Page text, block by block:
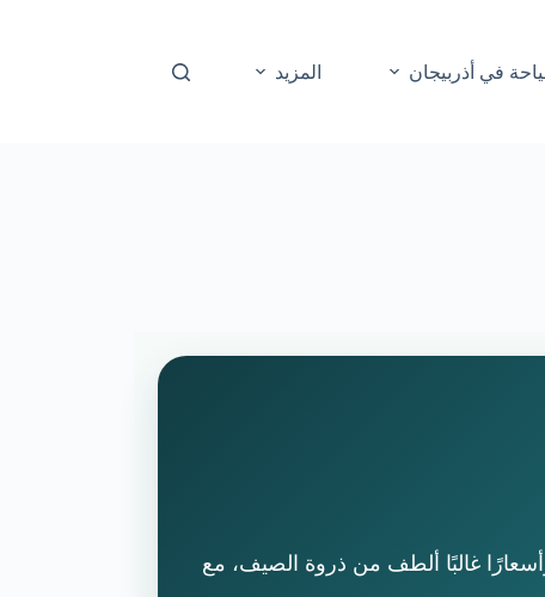
في أذربيجان المزيد
غالبًا ألطف من ذروة الصيف، مع